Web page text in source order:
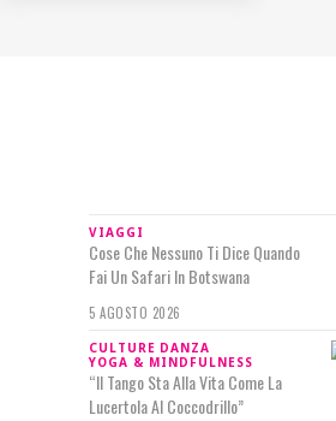
VIAGGI
Cose Che Nessuno Ti Dice Quando
Fai Un Safari In Botswana
5 AGOSTO 2026
CULTURE DANZA
YOGA & MINDFULNESS
“Il Tango Sta Alla Vita Come La
Lucertola Al Coccodrillo”